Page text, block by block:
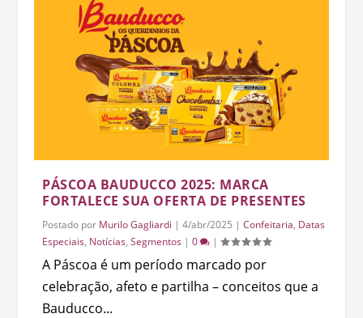
PÁSCOA BAUDUCCO 2025: MARCA
FORTALECE SUA OFERTA DE PRESENTES
Postado por Murilo Gagliardi |4/abr/2025 |Confeitaria, Datas
Especiais, Notícias,Segmentos |0 |
A Páscoa é um período marcado por
celebração, afeto e partilha – conceitos que a
Bauducco...